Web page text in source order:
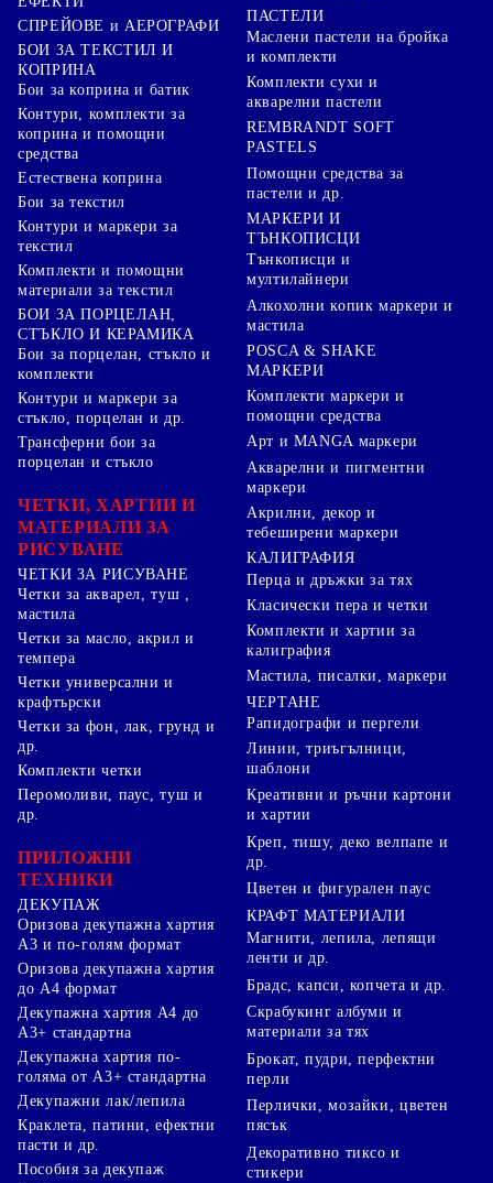
СПРЕЙОВЕ и АЕРОГРАФИ
БОИ ЗА ТЕКСТИЛ И
КОПРИНА
Бои за коприна и батик
Контури, комплекти за
коприна и помощни
средства
Естествена коприна
Бои за текстил
Контури и маркери за
текстил
Комплекти и помощни
материали за текстил
БОИ ЗА ПОРЦЕЛАН,
СТЪКЛО И КЕРАМИКА
Бои за порцелан, стъкло и
комплекти
Контури и маркери за
стъкло, порцелан и др.
Трансферни бои за
порцелан и стъкло
ЧЕТКИ, ХАРТИИ И
МАТЕРИАЛИ ЗА
РИСУВАНЕ
ЧЕТКИ ЗА РИСУВАНЕ
Четки за акварел, туш ,
мастила
Четки за масло, акрил и
темпера
Четки универсални и
крафтърски
Четки за фон, лак, грунд и
др.
Комплекти четки
ПАСТЕЛИ
Маслени пастели на бройка
и комплекти
Комплекти сухи и
акварелни пастели
REMBRANDT SOFT
PASTELS
Помощни средства за
пастели и др.
МАРКЕРИ И
ТЪНКОПИСЦИ
Тънкописци и
мултилайнери
Алкохолни копик маркери и
мастила
POSCA & SHAKE
МАРКЕРИ
Комплекти маркери и
помощни средства
Арт и MANGA маркери
Акварелни и пигментни
маркери
Акрилни, декор и
тебеширени маркери
КАЛИГРАФИЯ
Перца и дръжки за тях
Класически пера и четки
Комплекти и хартии за
калиграфия
Мастила, писалки, маркери
ЧЕРТАНЕ
Рапидографи и пергели
Линии, триъгълници,
шаблони
Перомоливи, паус, туш и
др.
ПРИЛОЖНИ
ТЕХНИКИ
ДЕКУПАЖ
Оризова декупажна хартия
А3 и по-голям формат
Оризова декупажна хартия
до А4 формат
Декупажна хартия А4 до
А3+ стандартна
Декупажна хартия по-
голяма от А3+ стандартна
Декупажни лак/лепила
Краклета, патини, ефектни
пасти и др.
Пособия за декупаж
Креативни и ръчни картони
и хартии
Креп, тишу, деко велпапе и
др.
Цветен и фигурален паус
КРАФТ МАТЕРИАЛИ
Магнити, лепила, лепящи
ленти и др.
Брадс, капси, копчета и др.
Скрабукинг албуми и
материали за тях
Брокат, пудри, перфектни
перли
Перлички, мозайки, цветен
пясък
Декоративно тиксо и
стикери